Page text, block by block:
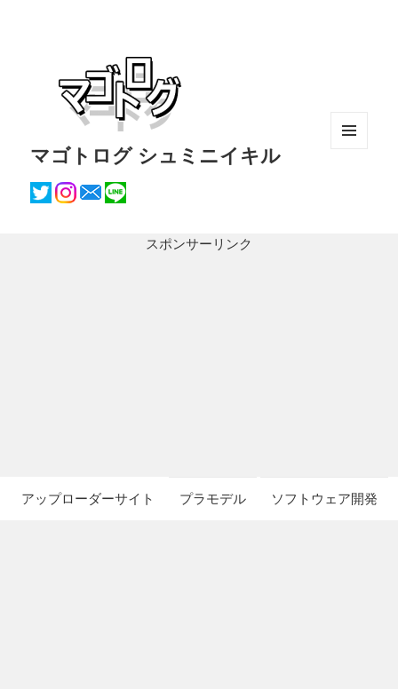
マゴトログ シュミニイキル
スポンサーリンク
アップローダーサイト プラモデル ソフトウェア開発